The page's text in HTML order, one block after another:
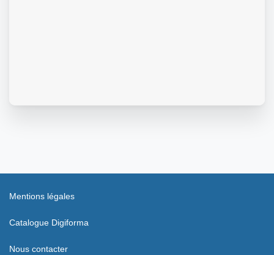
Mentions légales
Catalogue Digiforma
Nous contacter